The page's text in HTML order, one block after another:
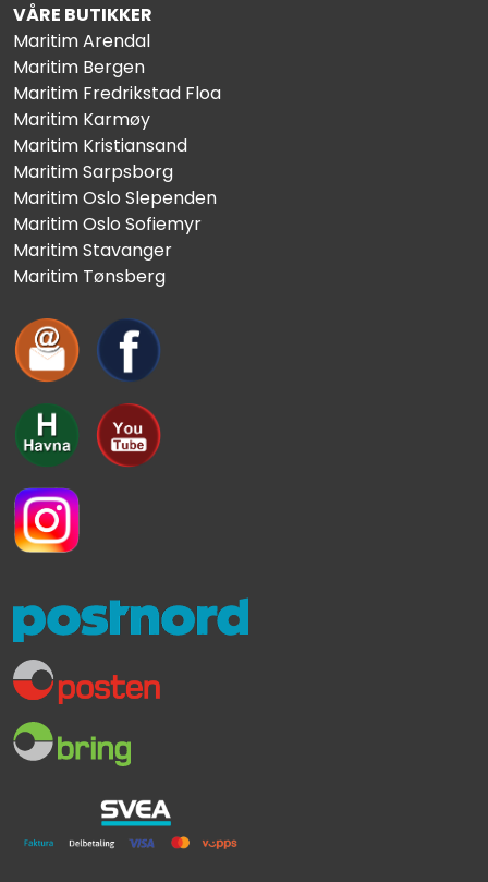
VÅRE BUTIKKER
Maritim Arendal
Maritim Bergen
Maritim Fredrikstad Floa
Maritim Karmøy
Maritim Kristiansand
Maritim Sarpsborg
Maritim Oslo Slependen
Maritim Oslo Sofiemyr
Maritim Stavanger
Maritim Tønsberg